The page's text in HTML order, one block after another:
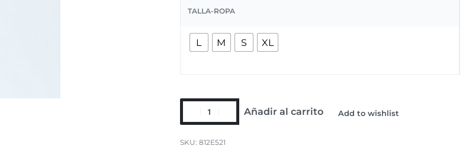
TALLA-ROPA
L M S XL
Añadir al carrito Add to wishlist
812E521